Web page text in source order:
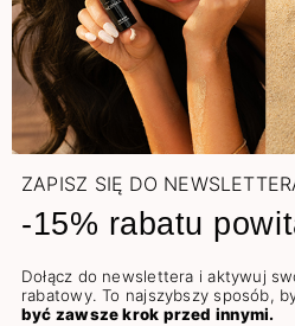
ZAPISZ SIĘ DO
-15% rabatu
Dołącz do newslettera i aktywuj
rabatowy. To najszybszy sposób,
być zawsze krok przed innymi.